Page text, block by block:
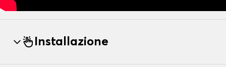
Installazione